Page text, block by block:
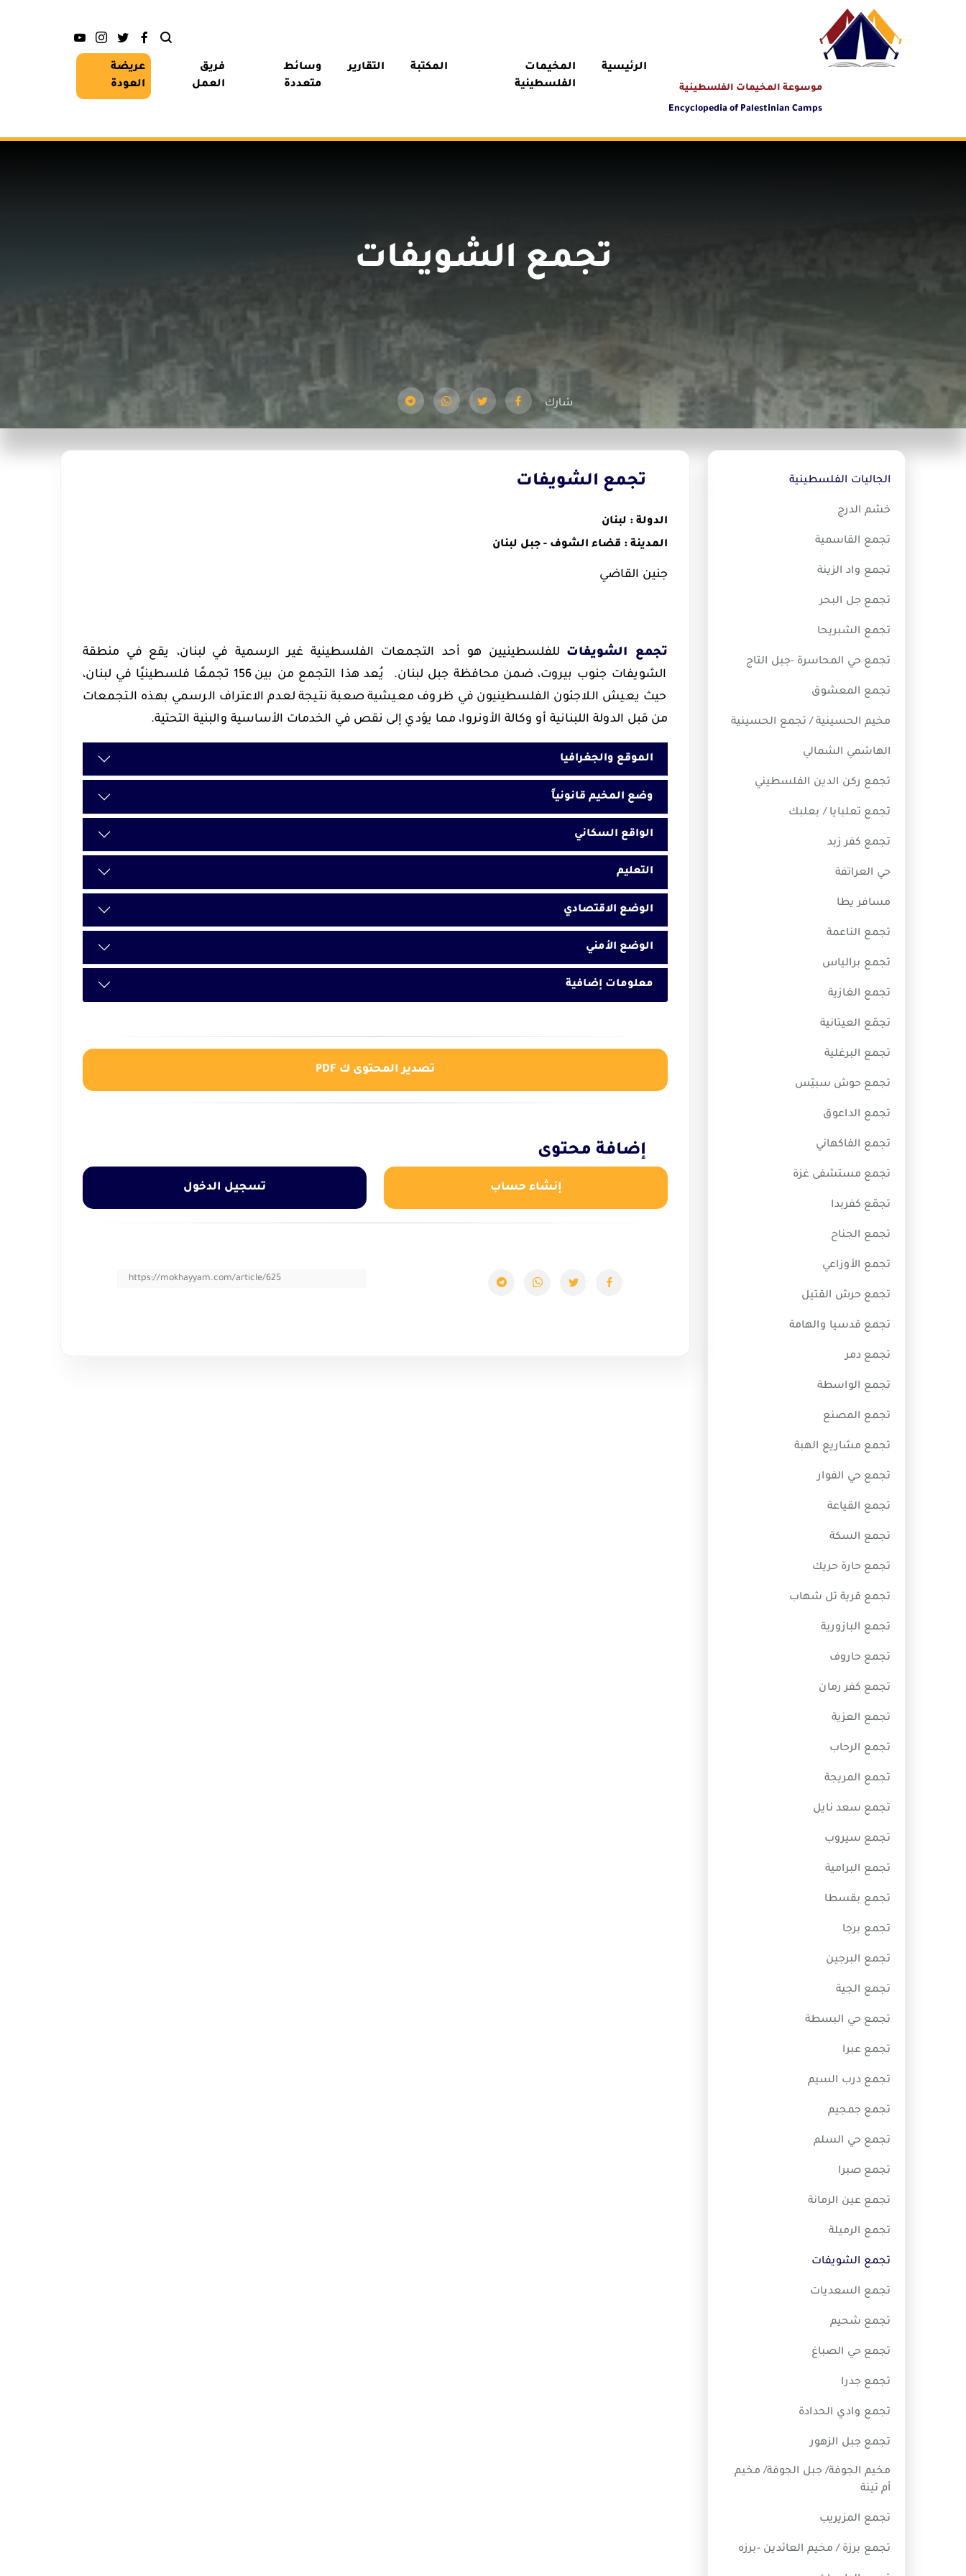
موسوعة المخيمات الفلسطينية
Encyclopedia of Palestinian Camps
الرئيسية
المخيمات
الفلسطينية
المكتبة التقارير
وسائط
متعددة
فريق
العمل
عريضة
العودة
تجمع الشويفات
شارك
الجاليات الفلسطينية
خشم الدرج
تجمع القاسمية
تجمع واد الزينة
تجمع جل البحر
تجمع الشبريحا
تجمع حي المحاسرة -جبل التاج
تجمع المعشوق
مخيم الحسينية / تجمع الحسينية
الهاشمي الشمالي
تجمع ركن الدين الفلسطيني
تجمع تعلبايا / بعلبك
تجمع كفر زبد
حي العراتفة
مسافر يطا
تجمع الناعمة
تجمع برالياس
تجمع الغازية
تجمّع العيتانية
تجمع البرغلية
تجمع حوش سبيّس
تجمع الداعوق
تجمع الفاكهاني
تجمع مستشفى غزة
تجمّع كفربدا
تجمع الجناح
تجمع الأوزاعي
تجمع حرش القتيل
تجمع قدسيا والهامة
تجمع دمر
تجمع الواسطة
تجمع المصنع
تجمع مشاريع الهبة
تجمع حي الفوار
تجمع القياعة
تجمع السكة
تجمع حارة حريك
تجمع قرية تل شهاب
تجمع البازورية
تجمع حاروف
تجمع كفر رمان
تجمع العزية
تجمع الرحاب
تجمع المريجة
تجمع سعد نايل
تجمع سيروب
تجمع البرامية
تجمع بقسطا
تجمع برجا
تجمع البرجين
تجمع الجية
تجمع حي البسطة
تجمع عبرا
تجمع درب السيم
تجمع جمجيم
تجمع حي السلم
تجمع صبرا
تجمع عين الرمانة
تجمع الرميلة
تجمع الشويفات
تجمع السعديات
تجمع شحيم
تجمع حي الصباغ
تجمع جدرا
تجمع وادي الحدادة
تجمع جبل الزهور
مخيم الجوفة/ جبل الجوفة/ مخيم
أم تينة
تجمع المزيريب
تجمع برزة / مخيم العائدين -برزه
تجمع الشويفات
الدولة : لبنان
المدينة : قضاء الشوف - جبل لبنان
جنين القاضي
تجمع الشويفات للفلسطينيين هو أحد التجمعات الفلسطينية غير الرسمية في لبنان، يقع في منطقة
الشويفات جنوب بيروت، ضمن محافظة جبل لبنان. يُعد هذا التجمع من بين 156 تجمعًا فلسطينيًا في لبنان،
حيث يعيش اللاجئون الفلسطينيون في ظروف معيشية صعبة نتيجة لعدم الاعتراف الرسمي بهذه التجمعات
من قبل الدولة اللبنانية أو وكالة الأونروا، مما يؤدي إلى نقص في الخدمات الأساسية والبنية التحتية.
الموقع والجغرافيا
وضع المخيم قانونياً
الواقع السكاني
التعليم
الوضع الاقتصادي
الوضع الأمني
معلومات إضافية
تصدير المحتوى ك PDF
إضافة محتوى
إنشاء حساب تسجيل الدخول
https://mokhayyam.com/article/625